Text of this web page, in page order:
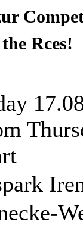
Rces!